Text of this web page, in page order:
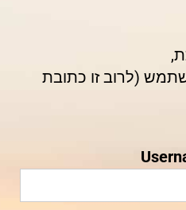
(לרוב זו כתובת